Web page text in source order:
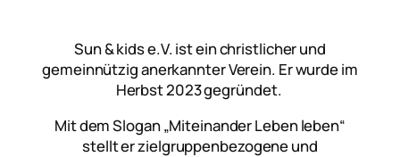
Sun & kids e.V. ist ein christlicher und
gemeinnützig anerkannter Verein. Er wurde im
Herbst 2023 gegründet.
Mit dem Slogan „Miteinander Leben leben“
stellt er zielgruppenbezogene und